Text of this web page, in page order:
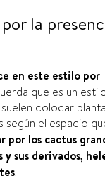
la
en este estilo por
que es un
colocar
según el espacio
por los cactus
sus derivados,
.